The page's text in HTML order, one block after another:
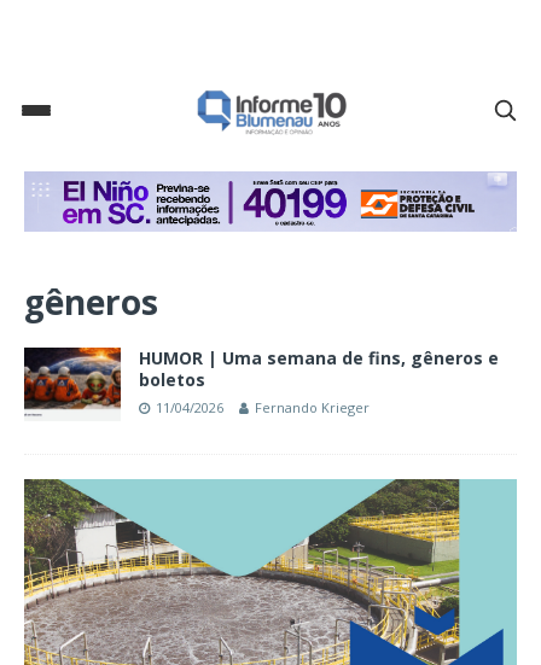
gêneros
HUMOR | Uma semana de fins, gêneros e
boletos
11/04/2026 Fernando Krieger